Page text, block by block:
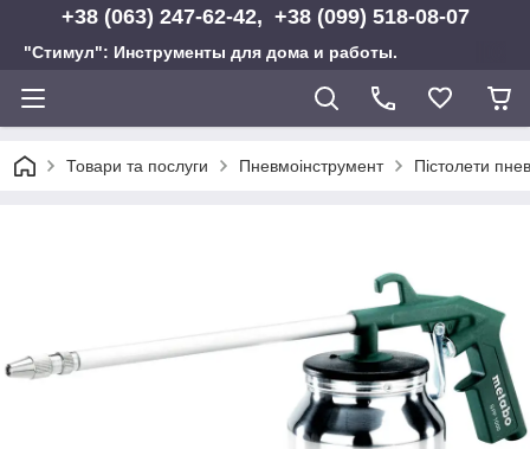
+38 (063) 247-62-42, +38 (099) 518-08-07
"Стимул": Инструменты для дома и работы.
Товари та послуги Пневмоінструмент Пістолети